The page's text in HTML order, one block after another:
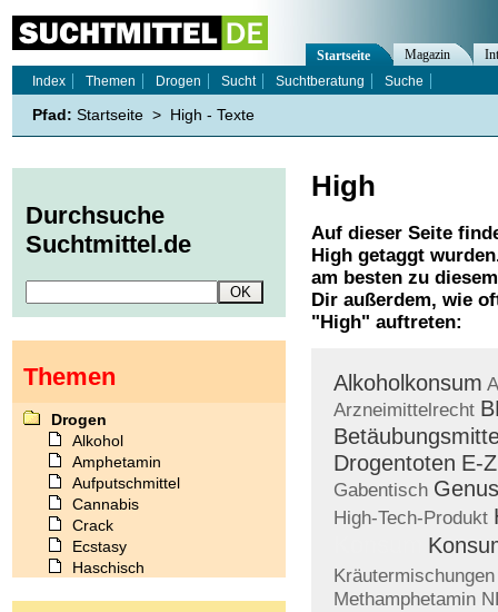
High
Auf dieser Seite
High getaggt
am besten zu
Dir außerdem, wie
" High" auftreten:
Alkoholkonsum
Arzneimittelrecht
Drogentoten E-
Gabentisch
High-Tech-Produkt
Kräutermischungen
Methamphetamin
Startseite Magazin
Index
Themen Drogen Sucht Suchtberatung Suche
Pfad: Startseite > High - Texte
Durchsuche
Suchtmittel.de
Themen
Drogen
Alkohol
Amphetamin
Aufputschmittel
Cannabis
Crack
Ecstasy
Haschisch